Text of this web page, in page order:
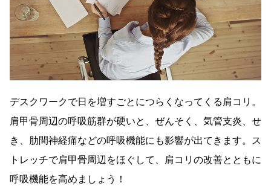
デスクワークで日を増すごとにつらくなってくる肩コリ。
肩甲骨周辺の呼吸筋群が硬いと、ぜんそく、気管支炎、せ
き、肋間神経痛などの呼吸機能にも影響が出てきます。ス
トレッチで肩甲骨周辺をほぐして、肩コリの改善とともに
呼吸機能を高めましょう！